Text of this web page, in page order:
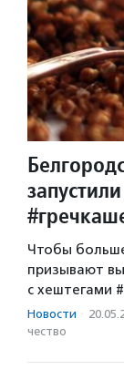
Чтобы
призывают
с хештегами
Новости ·
чест­во